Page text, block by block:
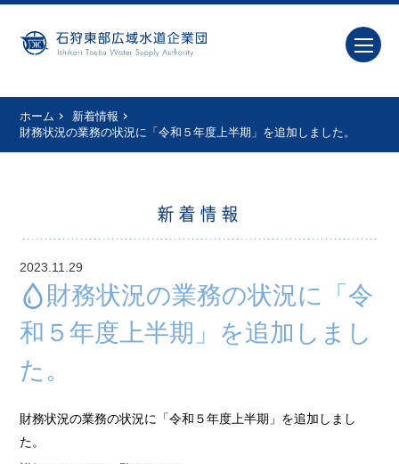
ホーム
新着情報
財務状況の業務の状況に「令和５年度上半期」を追加しました。
新着情報
2023.11.29
財務状況の業務の状況に「令
和５年度上半期」を追加しまし
た。
財務状況の業務の状況に「令和５年度上半期」を追加しまし
た。